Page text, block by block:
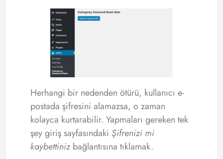
Herhangi bir nedenden ötürü, kullanıcı e-
postada şifresini alamazsa, o zaman
kolayca kurtarabilir. Yapmaları gereken tek
şey giriş sayfasındaki Şifrenizi mi
kaybettiniz bağlantısına tıklamak.